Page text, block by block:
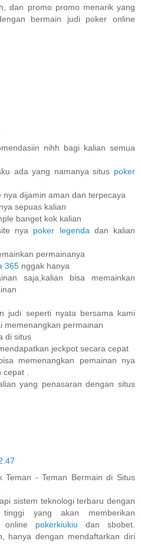
dan promo promo menarik yang
bermain judi poker online
nihh bagi kalian semua
ada yang namanya situs poker
dijamin aman dan terpecaya
sepuas kalian
banget kok kalian
nya poker legenda dan kalian
permainanya
365 nggak hanya
saja,kalian bisa memainkan
judi seperti nyata bersama kami
memenangkan permainan
di situs
jeckpot secara cepat
memenangkan pemainan nya
.
yang penasaran dengan situs
Teman - Teman Bermain di Situs
sistem teknologi terbaru dengan
tinggi yang akan memberikan
online pokerkiukiu dan sbobet.
hanya dengan mendaftarkan diri